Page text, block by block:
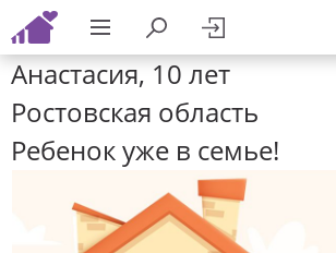
Анастасия, 10 лет
Ростовская область
Ребенок уже в семье!